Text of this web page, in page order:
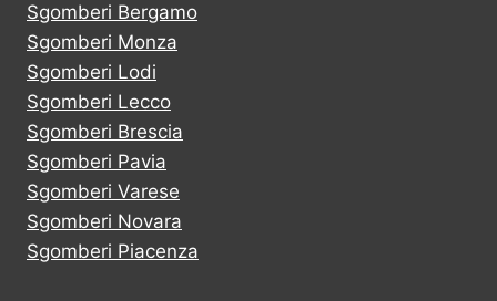
Sgomberi Bergamo
Sgomberi Monza
Sgomberi Lodi
Sgomberi Lecco
Sgomberi Brescia
Sgomberi Pavia
Sgomberi Varese
Sgomberi Novara
Sgomberi Piacenza